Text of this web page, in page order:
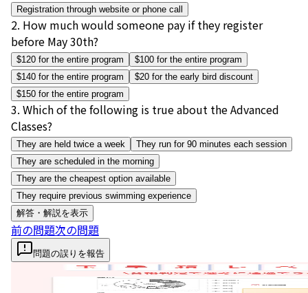
Registration through website or phone call
2. How much would someone pay if they register
before May 30th?
$120 for the entire program
$100 for the entire program
$140 for the entire program
$20 for the early bird discount
$150 for the entire program
3. Which of the following is true about the Advanced
Classes?
They are held twice a week
They run for 90 minutes each session
They are scheduled in the morning
They are the cheapest option available
They require previous swimming experience
解答・解説を表示
前の問題次の問題
問題の誤りを報告